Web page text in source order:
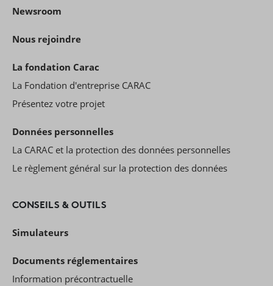
Newsroom
Nous rejoindre
La fondation Carac
La Fondation d'entreprise CARAC
Présentez votre projet
Données personnelles
La CARAC et la protection des données personnelles
Le règlement général sur la protection des données
CONSEILS & OUTILS
Simulateurs
Documents réglementaires
Information précontractuelle